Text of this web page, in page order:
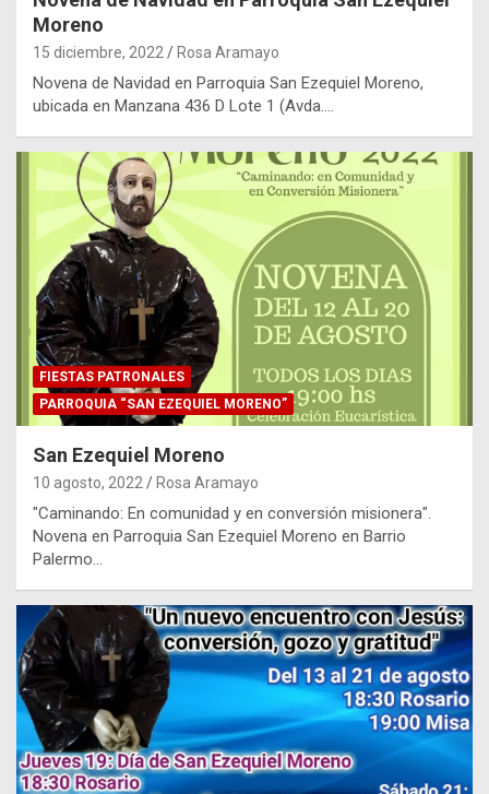
Moreno
15 diciembre, 2022 Rosa Aramayo
Novena de Navidad en Parroquia San Ezequiel Moreno,
ubicada en Manzana 436 D Lote 1 (Avda.…
FIESTAS PATRONALES
PARROQUIA “SAN EZEQUIEL MORENO”
San Ezequiel Moreno
10 agosto, 2022 Rosa Aramayo
"Caminando: En comunidad y en conversión misionera".
Novena en Parroquia San Ezequiel Moreno en Barrio
Palermo…